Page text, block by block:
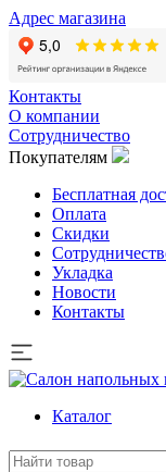
Адрес магазина
Контакты
О компании
Сотрудничество
Покупателям
Бесплатная
Оплата
Скидки
Укладка
Новости
Контакты
Каталог